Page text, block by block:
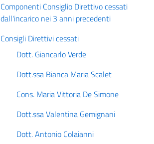
Componenti Consiglio Direttivo cessati
dall'incarico nei 3 anni precedenti
Consigli Direttivi cessati
Dott. Giancarlo Verde
Dott.ssa Bianca Maria Scalet
Cons. Maria Vittoria De Simone
Dott.ssa Valentina Gemignani
Dott. Antonio Colaianni